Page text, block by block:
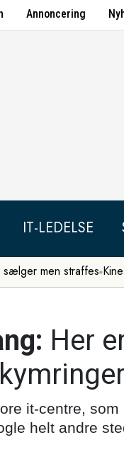
Annoncering
IT-LEDELSE
men straffes
Her
it-centre,
helt andre